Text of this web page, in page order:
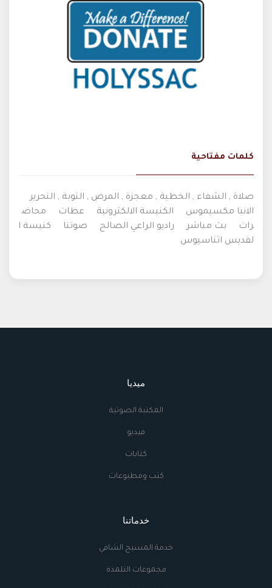
كلمات مفتاحية
صلاة , الشفاء , الخطية , معجزة , المرض , التوبة , التحرير
الانبا مكسيموس
الكنيسة الالكترونية عظات
محاض
رات
بث مباشر راديو الراعي الصالح صوتنا
كنيسة ا
لقديس اثناسيوس
ميديا
المكتبة الصوتية
فيديو
كتابات
كتب ومطبوعات
خدماتنا
خدمة المسيح الشافي
مجموعات التلمذة